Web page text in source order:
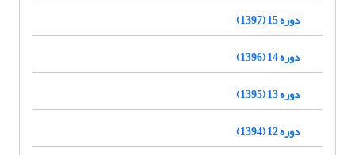
دوره 15 (1397)
دوره 14 (1396)
دوره 13 (1395)
دوره 12 (1394)